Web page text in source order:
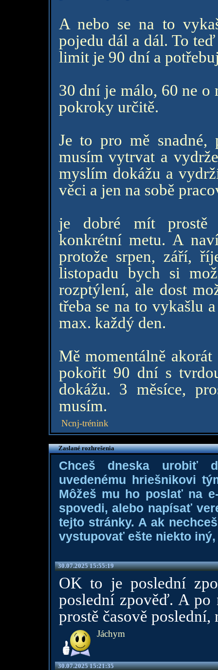
A nebo se na to
pojedu dál a dál. To
limit je 90 dní a
30 dní je málo, 60 ne
pokroky určitě.
Je to pro mě
musím vytrvat a
myslím dokážu a
věci a jen na sobě
je dobré mít prostě
konkrétní metu. A
protože srpen, září,
listopadu bych si
rozptýlení, ale dost
třeba se na to vykašlu
max. každý den.
Mě momentálně
pokořit 90 dní s
dokážu. 3 měsíce,
musím.
Ncnj-trénink
Zaslané rozhrešenia
Chceš dneska urobiť
uvedenému hriešnikovi
Môžeš mu ho poslať na
spovedi, alebo napísať
tejto stránky. A ak
vystupovať ešte niekto
30.07.2025 15:55:19
OK to je poslední
poslední zpověď. A po
prostě časově
Jáchym
30.07.2025 15:21:35